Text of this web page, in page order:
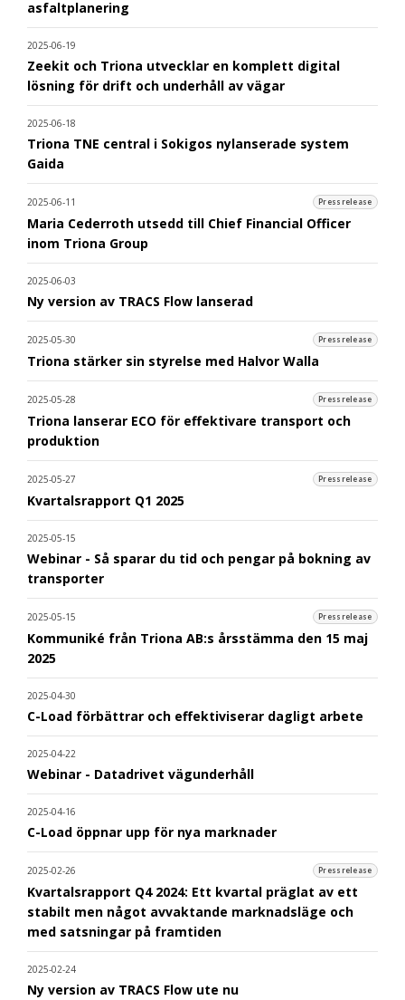
asfaltplanering
2025-06-19
Zeekit och Triona utvecklar en komplett digital
lösning för drift och underhåll av vägar
2025-06-18
Triona TNE central i Sokigos nylanserade system
Gaida
2025-06-11 Pressrelease
Maria Cederroth utsedd till Chief Financial Officer
inom Triona Group
2025-06-03
Ny version av TRACS Flow lanserad
2025-05-30 Pressrelease
Triona stärker sin styrelse med Halvor Walla
2025-05-28 Pressrelease
Triona lanserar ECO för effektivare transport och
produktion
2025-05-27 Pressrelease
Kvartalsrapport Q1 2025
2025-05-15
Webinar - Så sparar du tid och pengar på bokning av
transporter
2025-05-15 Pressrelease
Kommuniké från Triona AB:s årsstämma den 15 maj
2025
2025-04-30
C-Load förbättrar och effektiviserar dagligt arbete
2025-04-22
Webinar - Datadrivet vägunderhåll
2025-04-16
C-Load öppnar upp för nya marknader
2025-02-26 Pressrelease
Kvartalsrapport Q4 2024: Ett kvartal präglat av ett
stabilt men något avvaktande marknadsläge och
med satsningar på framtiden
2025-02-24
Ny version av TRACS Flow ute nu